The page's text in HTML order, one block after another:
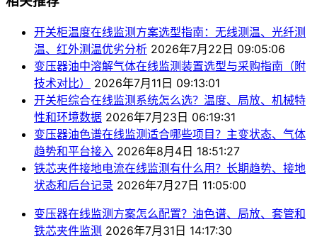
开关柜温度在线监测方案选型指南：无线测温、光纤测
温、红外测温优劣分析 2026年7月22日 09:05:06
变压器油中溶解气体在线监测装置选型与采购指南（附
技术对比）
2026年7月11日 09:13:01
开关柜综合在线监测系统怎么选？温度、局放、机械特
性和环境数据 2026年7月23日 06:19:31
变压器油色谱在线监测适合哪些项目？主变状态、气体
趋势和平台接入 2026年8月4日 18:51:27
铁芯夹件接地电流在线监测有什么用？长期趋势、接地
状态和后台记录 2026年7月27日 11:05:00
变压器在线监测方案怎么配置？油色谱、局放、套管和
铁芯夹件监测 2026年7月31日 14:17:30